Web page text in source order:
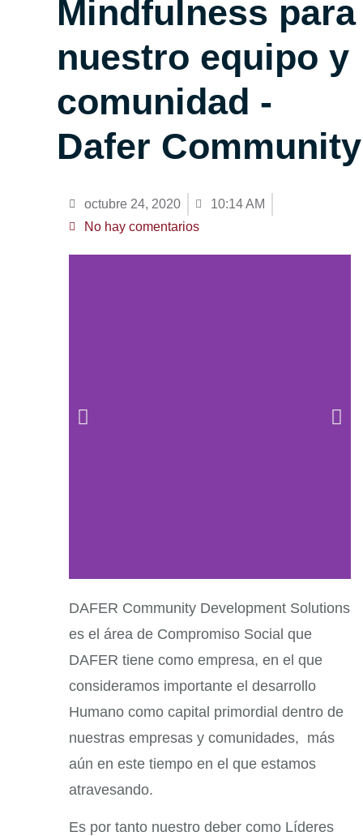
Mindfulness para
nuestro equipo y
comunidad -
Dafer Community
octubre 24, 2020
10:14 AM
No hay comentarios
DAFER Community Development Solutions
es el área de Compromiso Social que
DAFER tiene como empresa, en el que
consideramos importante el desarrollo
Humano como capital primordial dentro de
nuestras empresas y comunidades, más
aún en este tiempo en el que estamos
atravesando.
Es por tanto nuestro deber como Líderes